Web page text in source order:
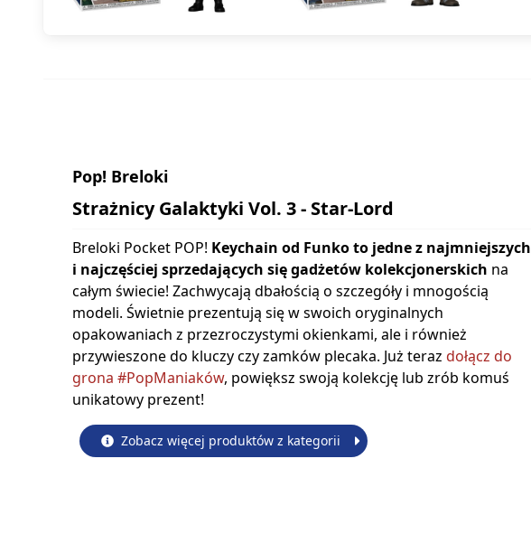
Pop! Breloki
Strażnicy Galaktyki Vol. 3 - Star-Lord
Breloki Pocket POP! Keychain od Funko to jedne z najmniejszych
i najczęściej sprzedających się gadżetów kolekcjonerskich na
całym świecie! Zachwycają dbałością o szczegóły i mnogością
modeli. Świetnie prezentują się w swoich oryginalnych
opakowaniach z przezroczystymi okienkami, ale i również
przywieszone do kluczy czy zamków plecaka. Już teraz dołącz do
grona #PopManiaków, powiększ swoją kolekcję lub zrób komuś
unikatowy prezent!
Zobacz więcej produktów z kategorii